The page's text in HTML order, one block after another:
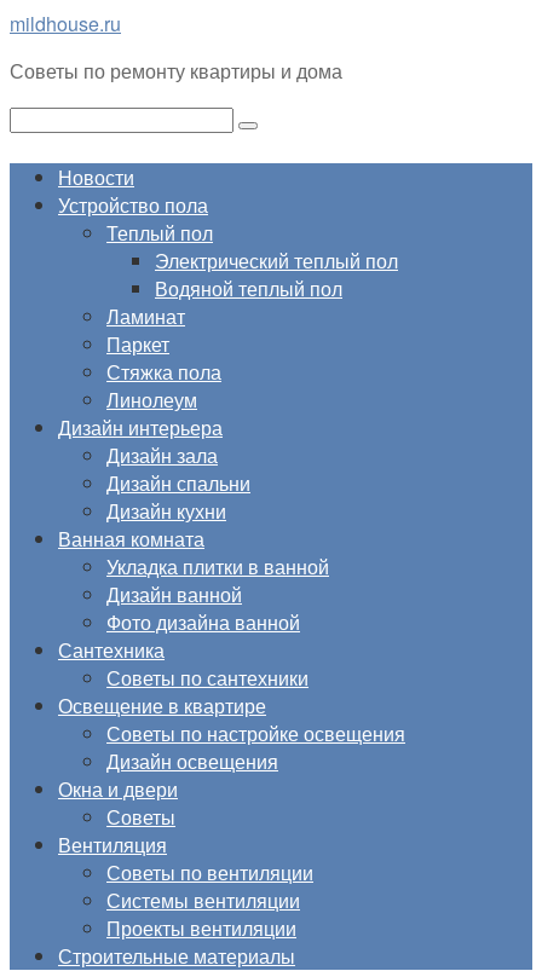
Перейти
контенту
mildhouse.ru
Советы по ремонту квартиры и дома
Поиск:
Новости
Устройство пола
Теплый пол
Электрический теплый пол
Водяной теплый пол
Ламинат
Паркет
Стяжка пола
Линолеум
Дизайн интерьера
Дизайн зала
Дизайн спальни
Дизайн кухни
Ванная комната
Укладка плитки в ванной
Дизайн ванной
Фото дизайна ванной
Сантехника
Советы по сантехники
Освещение в квартире
Советы по настройке освещения
Дизайн освещения
Окна и двери
Советы
Вентиляция
Советы по вентиляции
Системы вентиляции
Проекты вентиляции
Строительные материалы